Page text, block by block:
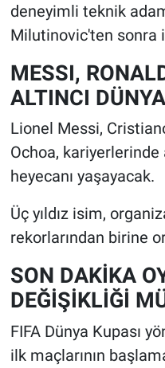
deneyimli teknik
Milutinovic'ten sonra
MESSI,
ALTINCI
Lionel Messi,
Ochoa, kariyerlerinde
heyecanı yaşayacak.
Üç yıldız isim,
rekorlarından birine
SON DAKİKA
DEĞİŞİKLİĞİ
FIFA Dünya Kupası
ilk maçlarının